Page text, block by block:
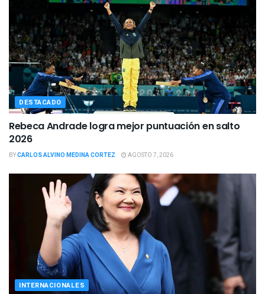
DESTACADO
Rebeca Andrade logra mejor puntuación en salto
2026
BYCARLOS ALVINO MEDINA CORTEZ AGOSTO 7, 2026
INTERNACIONALES